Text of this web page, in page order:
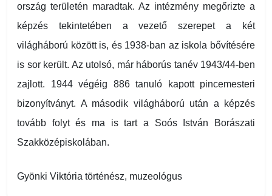
ország területén maradtak. Az intézmény megőrizte a
képzés tekintetében a vezető szerepet a két
világháború között is, és 1938-ban az iskola bővítésére
is sor került. Az utolsó, már háborús tanév 1943/44-ben
zajlott. 1944 végéig 886 tanuló kapott pincemesteri
bizonyítványt. A második világháború után a képzés
tovább folyt és ma is tart a Soós István Borászati
Szakközépiskolában.
Gyönki Viktória történész, muzeológus